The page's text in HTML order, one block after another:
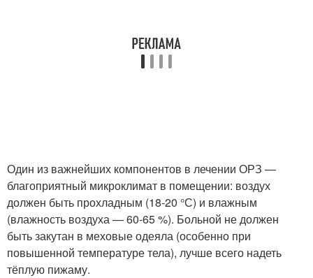
Один из важнейших компонентов в лечении ОРЗ —
благоприятный микроклимат в помещении: воздух
должен быть прохладным (18-20 °С) и влажным
(влажность воздуха — 60-65 %). Больной не должен
быть закутан в меховые одеяла (особенно при
повышенной температуре тела), лучше всего надеть
тёплую пижаму.